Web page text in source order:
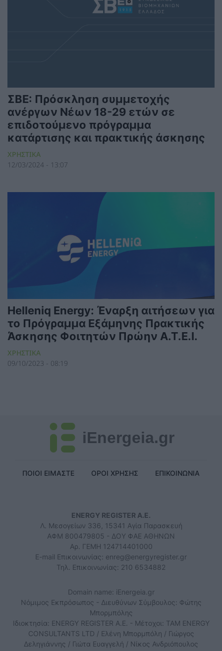
ΣΒΕ: Πρόσκληση συμμετοχής
ανέργων Νέων 18-29 ετών σε
επιδοτούμενο πρόγραμμα
κατάρτισης και πρακτικής άσκησης
ΧΡΗΣΤΙΚΑ
12/03/2024 - 13:07
Helleniq Energy: Έναρξη αιτήσεων για
το Πρόγραμμα Εξάμηνης Πρακτικής
Άσκησης Φοιτητών Πρώην Α.Τ.Ε.Ι.
ΧΡΗΣΤΙΚΑ
09/10/2023 - 08:19
iEnergeia.gr
ΠΟΙΟΙ ΕΙΜΑΣΤΕ ΟΡΟΙ ΧΡΗΣΗΣ ΕΠΙΚΟΙΝΩΝΙΑ
ENERGY REGISTER Α.Ε.
Λ. Μεσογείων 336, 15341 Αγία Παρασκευή
ΑΦΜ 800479805 - ΔΟΥ ΦΑΕ ΑΘΗΝΩΝ
Αρ. ΓΕΜΗ 124714401000
E-mail Επικοινωνίας: enreg@energyregister.gr
Τηλ. Επικοινωνίας: 210 6534882
Domain name: iEnergeia.gr
Νόμιμος Εκπρόσωπος - Διευθύνων Σύμβουλος: Φώτης
Μπορμπόλης
Ιδιοκτησία: ENERGY REGISTER Α.Ε. - Μέτοχοι: TAM ENERGY
CONSULTANTS LTD / Ελένη Μπορμπόλη / Γιώργος
Δεληγιάννης / Γιώτα Ευαγγελή / Νίκος Ανδριόπουλος